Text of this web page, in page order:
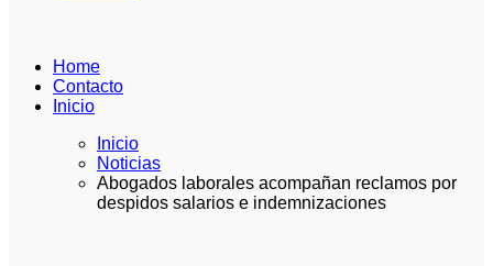
Home
Contacto
Inicio
Inicio
Noticias
Abogados laborales acompañan reclamos por
despidos salarios e indemnizaciones